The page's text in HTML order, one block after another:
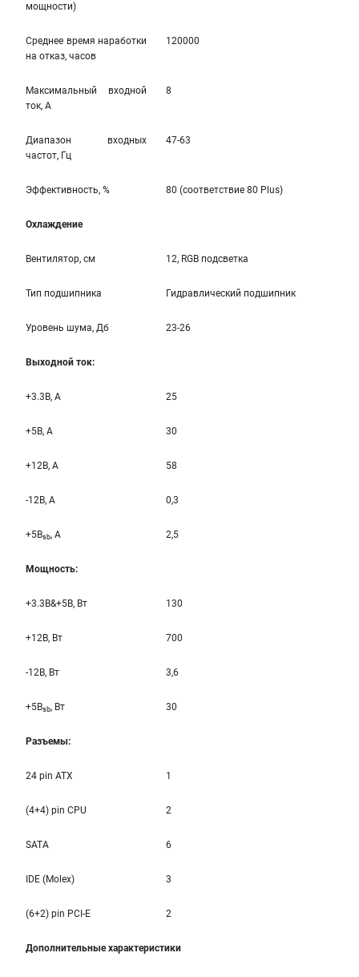
мощности)
Среднее время наработки
на отказ, часов
120000
Максимальный входной
ток, А
8
Диапазон входных
частот, Гц
47-63
Эффективность, % 80 (соответствие 80 Plus)
Охлаждение
Вентилятор, см 12, RGB подсветка
Тип подшипника Гидравлический подшипник
Уровень шума, Дб 23-26
Выходной ток:
+3.3B, А 25
+5B, А 30
+12B, A 58
-12B, A 0,3
+5Bsb, A 2,5
Мощность:
+3.3B&+5B, Вт 130
+12B, Вт 700
-12B, Вт 3,6
+5Bsb, Вт 30
Разъемы:
24 pin ATX 1
(4+4) pin CPU 2
SATA 6
IDE (Molex) 3
(6+2) pin PCI-E 2
Дополнительные характеристики